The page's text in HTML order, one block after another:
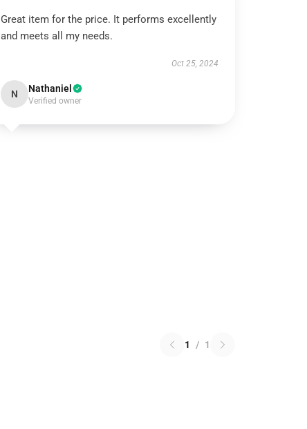
Great item for the price. It performs excellently
and meets all my needs.
Oct 25, 2024
N Nathaniel
Verified owner
1 / 1